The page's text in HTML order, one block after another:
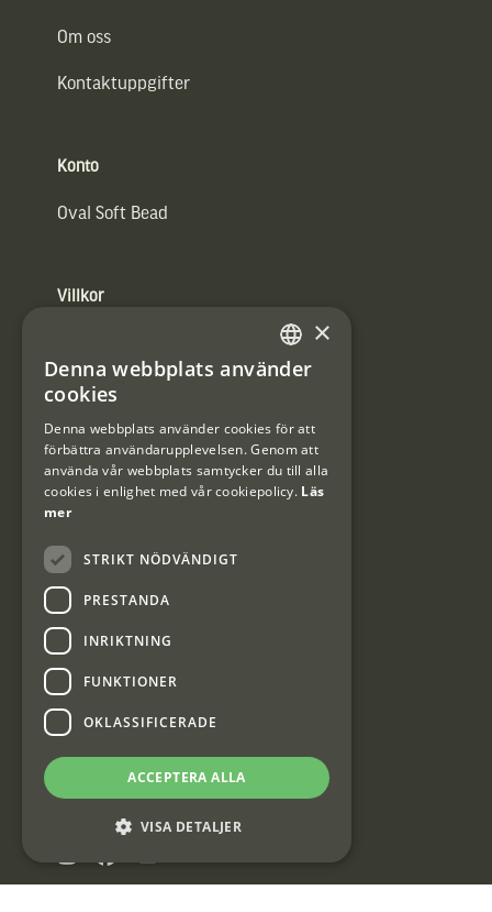
Om oss
Kontaktuppgifter
Konto
Oval Soft Bead
Villkor
Användarvillkor
#Interjaktfamily
Kundklubb
Information om kundklubben.
Interjakt SE
Interjakt Sweden AB, Årjäng
SWEDISH
×
Denna webbplats använder
cookies
Denna webbplats använder cookies för att
förbättra användarupplevelsen. Genom att
använda vår webbplats samtycker du till alla
cookies i enlighet med vår cookiepolicy. Läs
mer
STRIKT NÖDVÄNDIGT
PRESTANDA
INRIKTNING
FUNKTIONER
OKLASSIFICERADE
ACCEPTERA ALLA
VISA DETALJER